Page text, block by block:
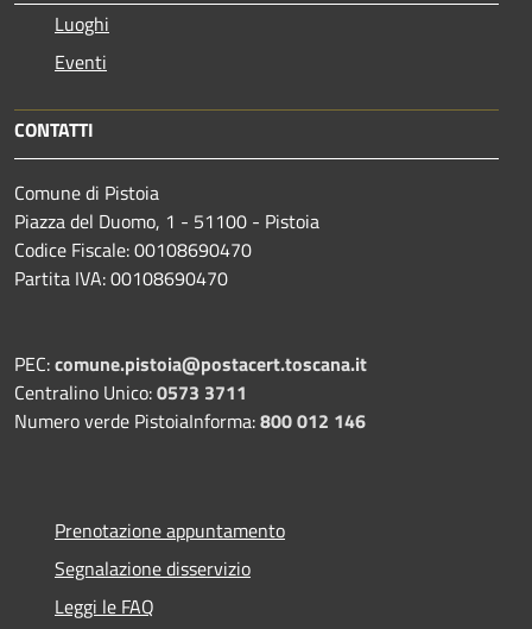
Luoghi
Eventi
CONTATTI
Comune di Pistoia
Piazza del Duomo, 1 - 51100 - Pistoia
Codice Fiscale: 00108690470
Partita IVA: 00108690470
PEC:comune.pistoia@postacert.toscana.it
Centralino Unico:0573 3711
Numero verde PistoiaInforma:800 012 146
Prenotazione appuntamento
Segnalazione disservizio
Leggi le FAQ